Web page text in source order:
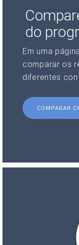
do
Em uma
comparar os
diferentes
COMPARAR